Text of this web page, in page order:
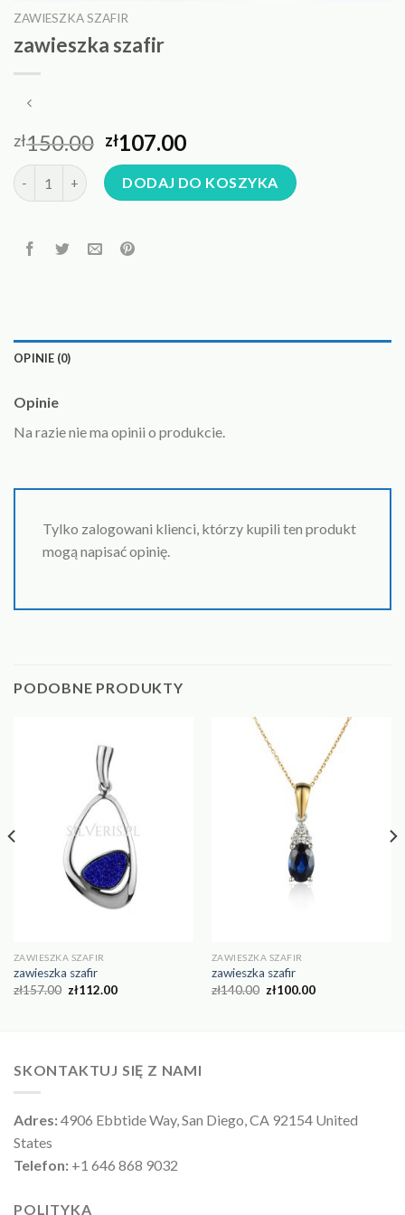
ZAWIESZKA SZAFIR
zawieszka szafir
zł150.00 zł107.00
ilość zawieszka szafirDODAJ DO KOSZYKA
OPINIE (0)
Opinie
Na razie nie ma opinii o produkcie.
Tylko zalogowani klienci, którzy kupili ten produkt
mogą napisać opinię.
PODOBNE PRODUKTY
ZAWIESZKA SZAFIR
zawieszka szafir
zł157.00 zł112.00
ZAWIESZKA SZAFIR
zawieszka szafir
zł140.00 zł100.00
SKONTAKTUJ SIĘ Z NAMI
Adres:4906 Ebbtide Way, San Diego, CA 92154 United
States
Telefon: +1 646 868 9032
POLITYKA